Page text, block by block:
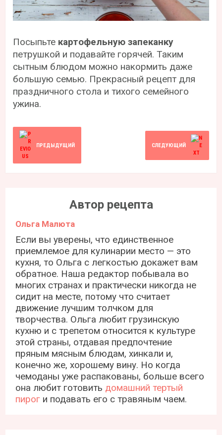
Посыпьте картофельную запеканку
петрушкой и подавайте горячей. Таким
сытным блюдом можно накормить даже
большую семью. Прекрасный рецепт для
праздничного стола и тихого семейного
ужина.
ПРЕДЫДУЩИЙ СЛЕДУЮЩИЙ
Автор рецепта
Ольга Малюта
Если вы уверены, что единственное
приемлемое для кулинарии место — это
кухня, то Ольга с легкостью докажет вам
обратное. Наша редактор побывала во
многих странах и практически никогда не
сидит на месте, потому что считает
движение лучшим толчком для
творчества. Ольга любит грузинскую
кухню и с трепетом относится к культуре
этой страны, отдавая предпочтение
пряным мясным блюдам, хинкали и,
конечно же, хорошему вину. Но когда
чемоданы уже распакованы, больше всего
она любит готовить домашний тертый
пирог и подавать его с травяным чаем.